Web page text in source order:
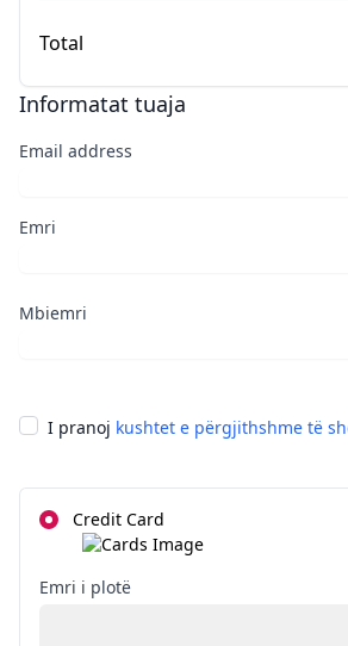
Total
Informatat tuaja
Email address
Emri
Mbiemri
I pranoj kushtet e përgjithshme të
Credit Card
Emri i plotë